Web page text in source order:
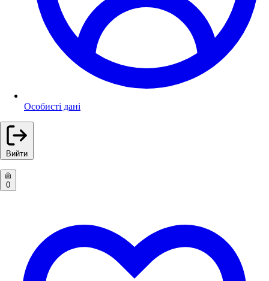
Особисті дані
Вийти
0